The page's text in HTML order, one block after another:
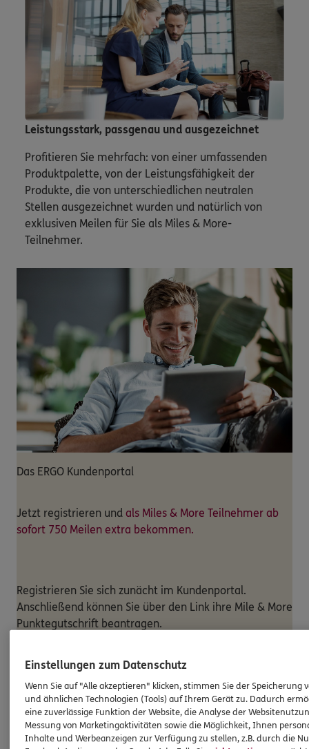
Leistungsstark, passgenau und ausgezeichnet
Profitieren Sie mehrfach: von einer umfassenden
Produktpalette, von der Leistungsfähigkeit der
Produkte, die von unterschiedlichen neutralen
Stellen ausgezeichnet wurden und natürlich von
exklusiven Meilen für Sie als Miles & More-
Teilnehmer.
Das ERGO Kundenportal
Jetzt registrieren und als Miles & More Teilnehmer ab
sofort 750 Meilen extra bekommen.
Registrieren Sie sich zunächt im Kundenportal.
Anschließend können Sie über den Link ihre Mile & More
Punktegutschrift beantragen.
Miles & More Punkte beantragen
Unser Team am StandortERGO
Versicherung Adriano Paradiso
Einstellungen zum Datenschutz
Wenn Sie auf "Alle akzeptieren" klicken, stimmen Sie der Speicherung
und ähnlichen Technologien (Tools) auf Ihrem Gerät zu. Dadurch
eine zuverlässige Funktion der Website, die Analyse der
Messung von Marketingaktivitäten sowie die Möglichkeit, Ihnen
Inhalte und Werbeanzeigen zur Verfügung zu stellen, z.B. durch die